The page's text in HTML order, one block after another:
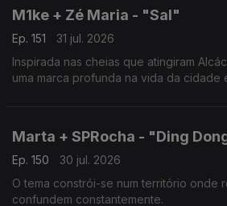
M1ke + Zé Maria - "Sal"
Ep. 151
31 jul. 2026
Inspirada nas cheias que atingiram
uma marca profunda na vida da cidade
Marta + SPRocha - "Ding
Ep. 150
30 jul. 2026
O tema constrói-se num território onde
confundem constantemente.